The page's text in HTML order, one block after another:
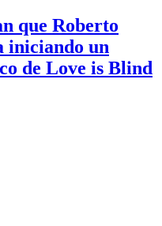
que Roberto
iniciando un
de Love is Blind